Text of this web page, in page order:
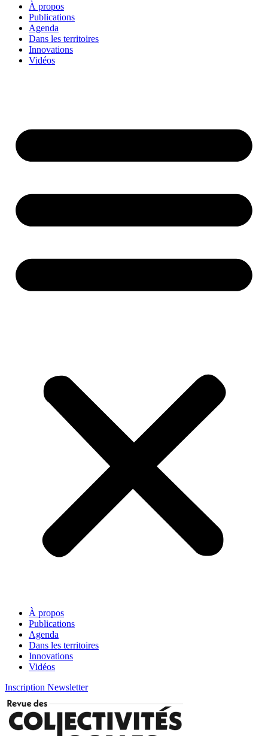
À propos
Publications
Agenda
Dans les territoires
Innovations
Vidéos
À propos
Publications
Agenda
Dans les territoires
Innovations
Vidéos
Inscription Newsletter